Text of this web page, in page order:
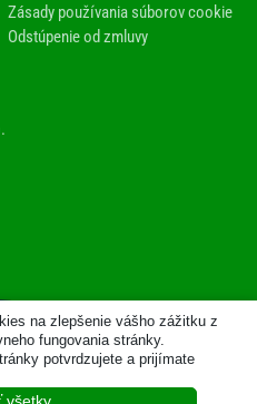
Zásady používania súborov cookie
Odstúpenie od zmluvy
obchod
prevádzkuje spoločnosť La-
Seč spol. s r.o.
na zlepšenie vášho zážitku z
fungovania stránky.
potvrdzujete a prijímate